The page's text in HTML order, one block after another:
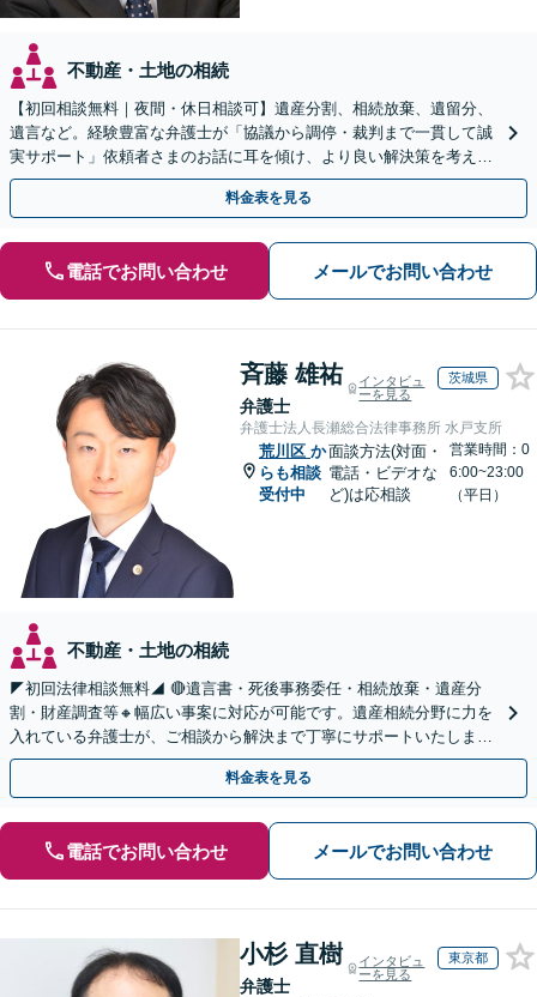
不動産・土地の相続
【初回相談無料｜夜間・休日相談可】遺産分割、相続放棄、遺留分、
遺言など。経験豊富な弁護士が「協議から調停・裁判まで一貫して誠
実サポート」依頼者さまのお話に耳を傾け、より良い解決策を考えま
す。【西日暮里駅2分】
料金表を見る
電話でお問い合わせ メールでお問い合わせ
斉藤 雄祐
弁護士
インタビュ
ーを見る
茨城県
弁護士法人長瀬総合法律事務所 水戸支所
荒川区 か
らも相談
受付中
面談方法(対面・
電話・ビデオな
ど)は応相談
営業時間：0
6:00~23:00
（平日）
不動産・土地の相続
◤初回法律相談無料◢ 🔴遺言書・死後事務委任・相続放棄・遺産分
割・財産調査等🔸幅広い事案に対応が可能です。遺産相続分野に力を
入れている弁護士が、ご相談から解決まで丁寧にサポートいたしま
す。まずはじっくりとお話ししてください。
料金表を見る
電話でお問い合わせ メールでお問い合わせ
小杉 直樹
弁護士
インタビュ
ーを見る
東京都